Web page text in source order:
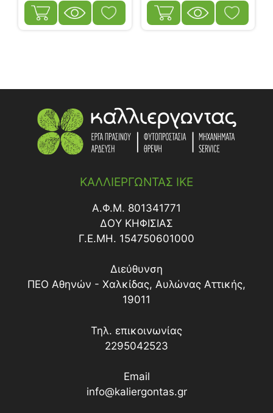
ΚΑΛΛΙΕΡΓΩΝΤΑΣ ΙΚΕ
Α.Φ.Μ. 801341771
ΔΟY ΚΗΦΙΣΙΑΣ
Γ.Ε.ΜΗ. 154750601000
Διεύθυνση
ΠΕΟ Αθηνών - Χαλκίδας, Αυλώνας Αττικής,
19011
Τηλ. επικοινωνίας
2295042523
Email
info@kaliergontas.gr